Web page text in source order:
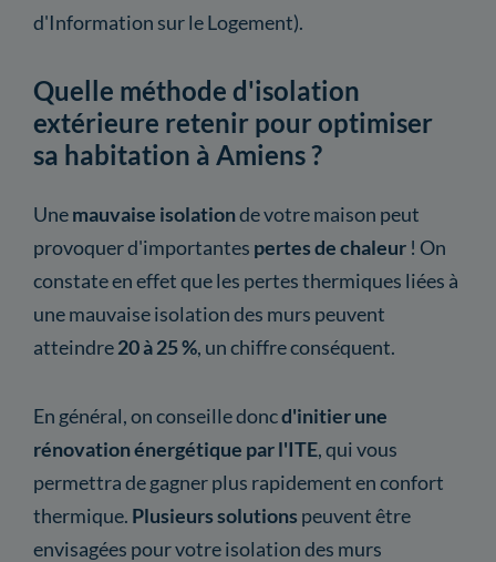
d'Information sur le Logement).
Quelle méthode d'isolation
extérieure retenir pour optimiser
sa habitation à Amiens ?
Unemauvaise isolationde votre maison peut
provoquer d'importantes pertes de chaleur ! On
constate en effet que les pertes thermiques liées à
une mauvaise isolation des murs peuvent
atteindre20 à 25 %, un chiffre conséquent.
En général, on conseille doncd'initier une
rénovation énergétique par l'ITE, qui vous
permettra de gagner plus rapidement en confort
thermique. Plusieurs solutions peuvent être
envisagées pour votre isolation des murs